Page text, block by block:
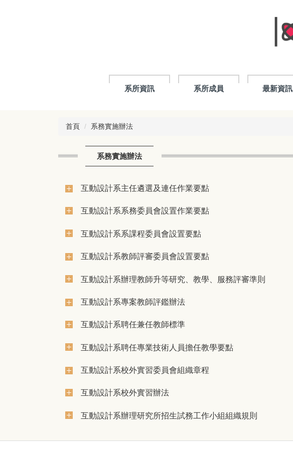
系所資訊 系所成員 最新資訊
首頁 系務實施辦法
系務實施辦法
互動設計系主任遴選及連任作業要點
互動設計系系務委員會設置作業要點
互動設計系系課程委員會設置要點
互動設計系教師評審委員會設置要點
互動設計系辦理教師升等研究、教學、服務評審準則
互動設計系專案教師評鑑辦法
互動設計系聘任兼任教師標準
互動設計系聘任專業技術人員擔任教學要點
互動設計系校外實習委員會組織章程
互動設計系校外實習辦法
互動設計系辦理研究所招生試務工作小組組織規則